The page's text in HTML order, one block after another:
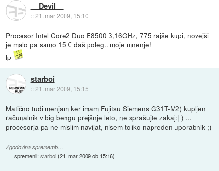
__Devil__
::21. mar 2009, 15:10
Procesor Intel Core2 Duo E8500 3,16GHz, 775 rajše kupi, novejši
je malo pa samo 15 € daš poleg.. moje mnenje!
lp
starboi
::21. mar 2009, 15:15
Matično tudi menjam ker imam Fujitsu Siemens G31T-M2( kupljen
računalnik v big bengu prejšnje leto, ne sprašujte zakaj:| ) ...
procesorja pa ne mislim navijat, nisem toliko napreden uporabnik ;)
Zgodovina sprememb…
spremenil:starboi(21. mar 2009 ob 15:16)